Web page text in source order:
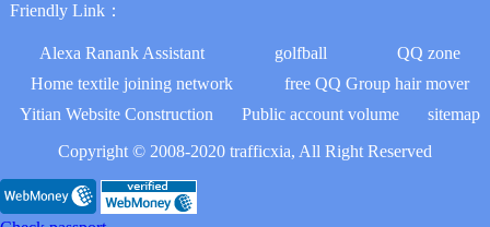
Friendly Link：
Alexa Ranank Assistant golfball
QQ zone
Home textile joining network
free QQ Group hair mover
Yitian Website Construction
Public account volume
sitemap
Copyright © 2008-2020 trafficxia, All Right Reserved